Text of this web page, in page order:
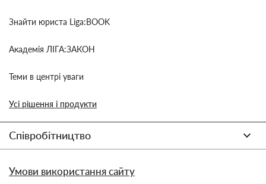
Знайти юриста Liga:BOOK
Академія ЛІГА:ЗАКОН
Теми в центрі уваги
Усі рішення і продукти
Співробітництво
Умови використання сайту